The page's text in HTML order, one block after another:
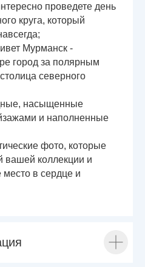
проведете день
круга, который
Мурманск -
город за полярным
северного
насыщенные
и наполненные
фото, которые
вашей коллекции и
место в сердце и